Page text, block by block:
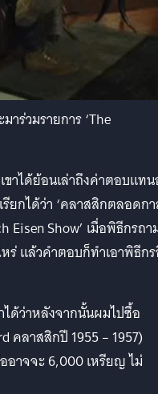
ร่วมรายการ ‘The
ขาได้ย้อนเล่าถึงค่าตอบแท
กได้ว่า ‘คลาสสิกตลอดกา
Eisen Show’ เมื่อพิธีกรถา
ร่ แล้วคำตอบก็ทำเอาพิธีก
ได้ว่าหลังจากนั้นผมไปซื้อ
คลาสสิกปี 1955 – 1957)
าจจะ 6,000 เหรียญ ไม่